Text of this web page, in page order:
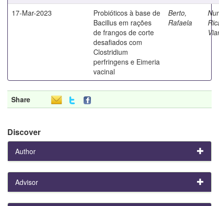
17-Mar-2023
Probióticos à base de
Bacillus em rações
de frangos de corte
desafiados com
Clostridium
perfringens e Eimeria
vacinal
Berto,
Rafaela
Share
Discover
Author
Advisor